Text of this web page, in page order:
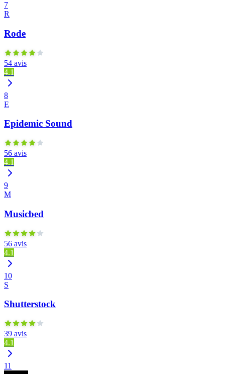
7
R
Rode
54 avis
4.1
8
E
Epidemic Sound
56 avis
4.1
9
M
Musicbed
56 avis
4.1
10
S
Shutterstock
39 avis
4.1
11